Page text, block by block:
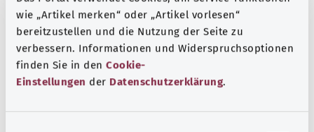
wie „Artikel merken“ oder „Artikel vorlesen“
bereitzustellen und die Nutzung der Seite zu
verbessern. Informationen und Widerspruchsoptionen
finden Sie in den Cookie-
Einstellungen der Datenschutzerklärung.
Beratung und Hilfe
Eine Auswahl verschiedener Beratungs- und
Informationsangebote zu bestimmten
Gesundheitsthemen.
Mehr erfahren